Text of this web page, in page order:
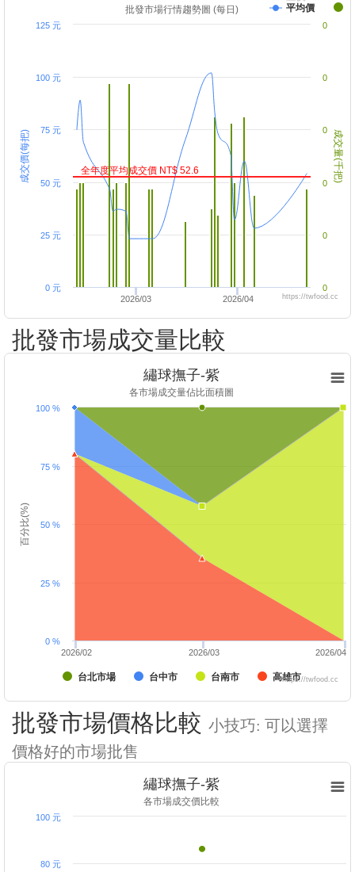
成交價(每把) 成交量(千把)
批發市場行情趨勢圖 (每日)
平均價
2026/03 2026/04
0 元
25 元
50 元
75 元
100 元
125 元
0
0
0
0
0
0
https://twfood.cc
全年度平均成交價 NT$ 52.6
批發市場成交量比較
百分比(%)
繡球撫子-紫
各市場成交量佔比面積圖
台北市場 台中市 台南市 高雄市
2026/02 2026/03 2026/04
0 %
25 %
50 %
75 %
100 %
https://twfood.cc
批發市場價格比較 小技巧: 可以選擇
價格好的市場批售
繡球撫子-紫
各市場成交價比較
80 元
100 元